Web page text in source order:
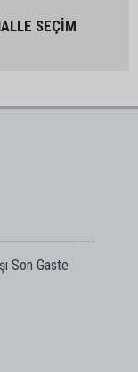
SEÇİM
Son Gaste